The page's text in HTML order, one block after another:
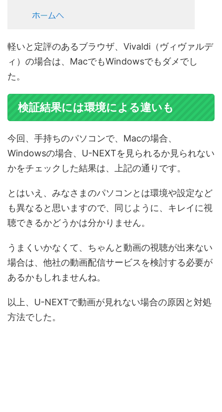
軽いと定評のあるブラウザ、Vivaldi（ヴィヴァルデ
ィ）の場合は、MacでもWindowsでもダメでし
た。
検証結果には環境による違いも
今回、手持ちのパソコンで、Macの場合、
Windowsの場合、U-NEXTを見られるか見られない
かをチェックした結果は、上記の通りです。
とはいえ、みなさまのパソコンとは環境や設定など
も異なると思いますので、同じように、キレイに視
聴できるかどうかは分かりません。
うまくいかなくて、ちゃんと動画の視聴が出来ない
場合は、 他社の動画配信サービス を検討する必要が
あるかもしれませんね。
以上、U-NEXTで動画が見れない場合の原因と対処
方法でした。